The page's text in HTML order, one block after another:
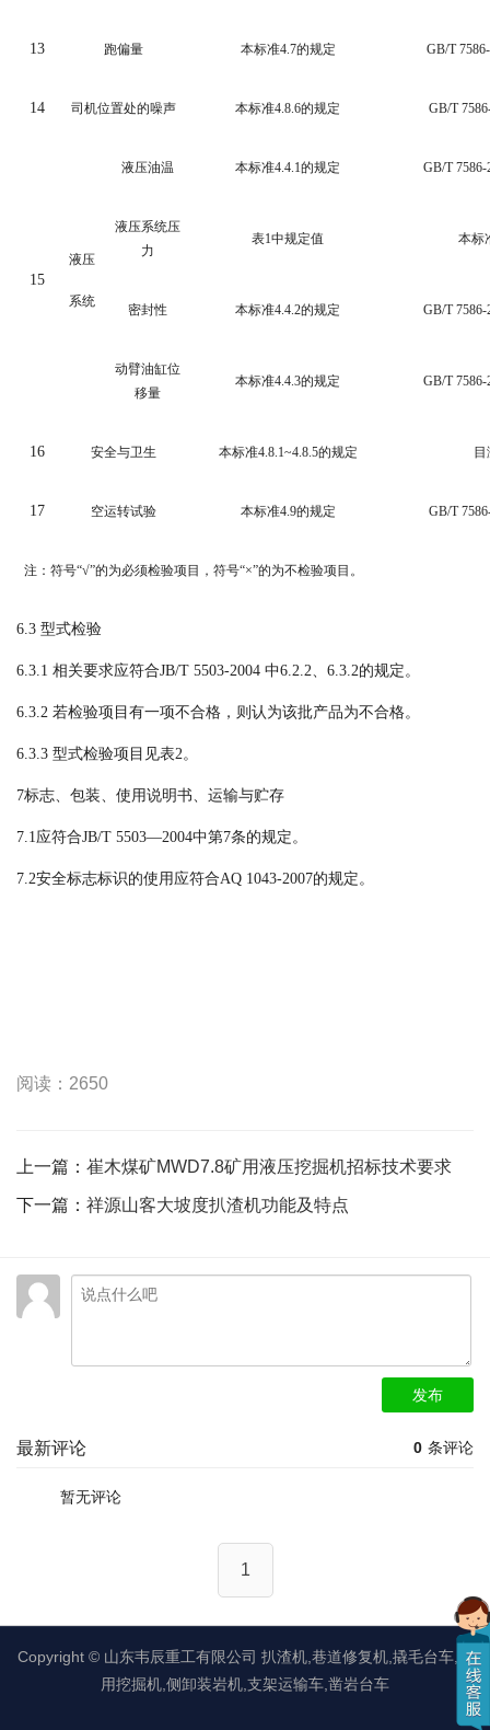
13 跑偏量 本标准4.7的规定 GB/T
14 司机位置处的噪声 本标准4.8.6的规定 GB/T
15
液压
系统
液压油温 本标准4.4.1的规定 GB/T 7586-
液压系统压
力
表1中规定值 本标
密封性 本标准4.4.2的规定 GB/T 7586-
动臂油缸位
移量
本标准4.4.3的规定 GB/T 7586-
16 安全与卫生 本标准4.8.1~4.8.5的规定 目
17 空运转试验 本标准4.9的规定 GB/T
注：符号“√”的为必须检验项目，符号“×”的为不检验项目。
6.3 型式检验
6.3.1 相关要求应符合JB/T 5503-2004 中6.2.2、6.3.2的规定。
6.3.2 若检验项目有一项不合格，则认为该批产品为不合格。
6.3.3 型式检验项目见表2。
7标志、包装、使用说明书、运输与贮存
7.1应符合JB/T 5503—2004中第7条的规定。
7.2安全标志标识的使用应符合AQ 1043-2007的规定。
阅读：2650
上一篇： 崔木煤矿MWD7.8矿用液压挖掘机招标技术要求
下一篇： 祥源山客大坡度扒渣机功能及特点
发布
0 条评论
最新评论
暂无评论
1
Copyright © 山东韦辰重工有限公司 扒渣机,巷道修复机,撬毛台车,矿
用挖掘机,侧卸装岩机,支架运输车,凿岩台车